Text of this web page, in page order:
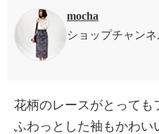
mocha
ショップチャン
花柄のレースがとっても
ふわっとした袖もかわ